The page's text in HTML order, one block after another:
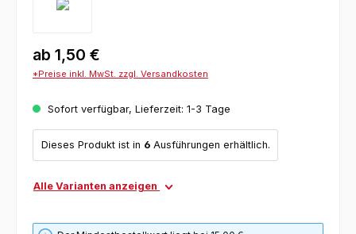
ab 1,50 €
*Preise inkl. MwSt. zzgl. Versandkosten
Sofort verfügbar, Lieferzeit: 1-3 Tage
Dieses Produkt ist in 6Ausführungen erhältlich.
Alle Varianten anzeigen